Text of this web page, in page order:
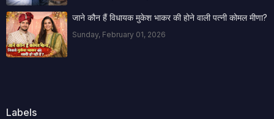
जाने कौन हैं विधायक मुकेश भाकर की होने वाली पत्नी कोमल मीणा?
Sunday, February 01, 2026
Labels